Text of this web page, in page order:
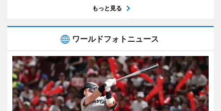
もっと見る
ワールドフォトニュース